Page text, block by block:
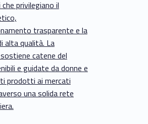
privilegiano il
trasparente e la
alta qualità. La
catene del
e guidate da donne e
prodotti ai mercati
una solida rete